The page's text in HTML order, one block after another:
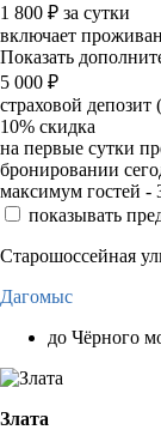
1 800 ₽ за сутки
включает
Показать
5 000 ₽
страховой депозит
10% скидка
на первые сутки
бронировании
максимум гостей
показывать
Старошоссейная
Дагомыс
до Чёрного
Злата